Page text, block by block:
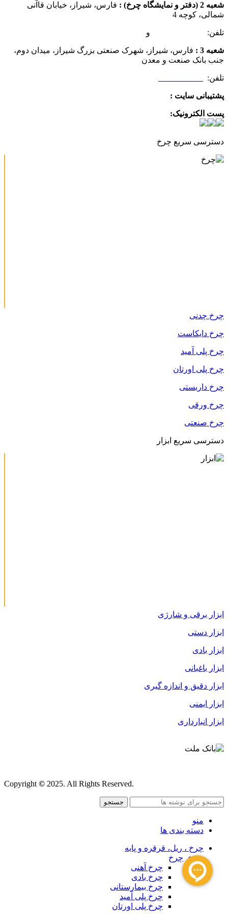
شعبه 2 (دفتر و نمایشگاه چرخ) :
فارس، شیراز، خیابان قاآنی
شمالی، کوچه 4
تلفن: و
شعبه 3 :
فارس، شیراز، شهرک صنعتی بزرگ شیراز، میدان دوم،
جنب بانک صنعت و معدن
تلفن:
پشتیبانی سایت :
پست الکترونیک:
دسترسی سریع چرخ
چرخ چدنی
چرخ دایکاست
چرخ پلی آمید
چرخ پلی اورتان
چرخ داربستی
چرخ ورقی
چرخ صنعتی
دسترسی سریع ابزار
ابزار برقی و شارژی
ابزار دستی
ابزار بادی
ابزار باغبانی
ابزار دقیق و اندازه گیری
ابزار ایمنی
ابزار انبارداری
Copyright© 2025. All Rights Reserved.
جستجو
منو
دسته بندی ها
چرخ ، ریل، قرقره و پایه
چرخ
چرخ آهنی
چرخ بادی
چرخ بیمارستانی
چرخ پلی آمید
چرخ پلی اورتان